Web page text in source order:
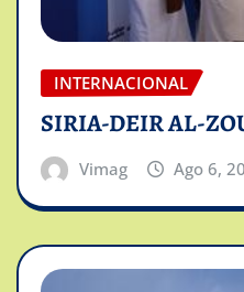
INTERNACIONAL
SIRIA-DEIR AL-
Vimag Ago 6,